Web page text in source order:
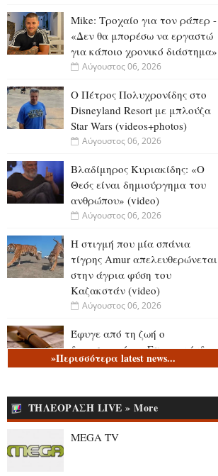
Mike: Τροχαίο για τον ράπερ -
«Δεν θα μπορέσω να εργαστώ
για κάποιο χρονικό διάστημα»
Αύγουστος 06, 2026
Ο Πέτρος Πολυχρονίδης στο
Disneyland Resort με μπλούζα
Star Wars (videos+photos)
Αύγουστος 06, 2026
Βλαδίμηρος Κυριακίδης: «Ο
Θεός είναι δημιούργημα του
ανθρώπου» (video)
Αύγουστος 06, 2026
Η στιγμή που μία σπάνια
τίγρης Amur απελευθερώνεται
στην άγρια φύση του
Καζακστάν (video)
Αύγουστος 06, 2026
Έφυγε από τη ζωή ο
δημοσιογράφος Επαμεινώνδας
Μανωλίτσης
Η επίσκεψη του Μητσοτάκη
στην ΑΑΔΕ - Η ενεργοποίηση
της νέας εφαρμογής υποβολής
»Περισσότερα latest news...
ΤΗΛΕΟΡΑΣΗ LIVE » More
MEGA TV